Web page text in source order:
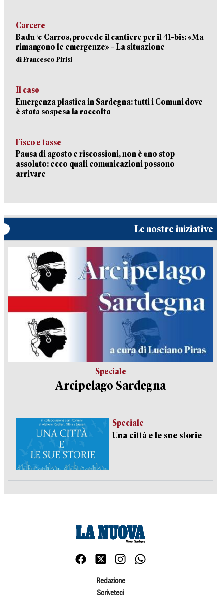
Carcere
Badu ‘e Carros, procede il cantiere per il 41-bis: «Ma
rimangono le emergenze» – La situazione
di Francesco Pirisi
Il caso
Emergenza plastica in Sardegna: tutti i Comuni dove
è stata sospesa la raccolta
Fisco e tasse
Pausa di agosto e riscossioni, non è uno stop
assoluto: ecco quali comunicazioni possono
arrivare
Le nostre iniziative
Speciale
Arcipelago Sardegna
Speciale
Una città e le sue storie
Redazione
Scriveteci